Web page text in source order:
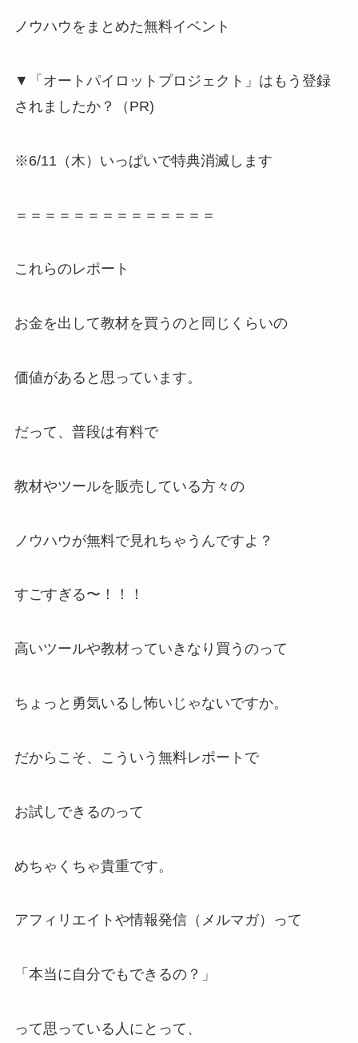
ノウハウをまとめた無料イベント
▼「オートパイロットプロジェクト」はもう登録
されましたか？（PR)
※6/11（木）いっぱいで特典消滅します
＝＝＝＝＝＝＝＝＝＝＝＝＝＝
これらのレポート
お金を出して教材を買うのと同じくらいの
価値があると思っています。
だって、普段は有料で
教材やツールを販売している方々の
ノウハウが無料で見れちゃうんですよ？
すごすぎる〜！！！
高いツールや教材っていきなり買うのって
ちょっと勇気いるし怖いじゃないですか。
だからこそ、こういう無料レポートで
お試しできるのって
めちゃくちゃ貴重です。
アフィリエイトや情報発信（メルマガ）って
「本当に自分でもできるの？」
って思っている人にとって、